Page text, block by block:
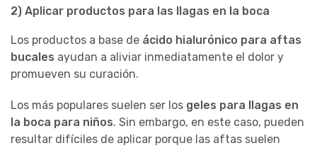
2) Aplicar productos para las llagas en la boca
Los productos a base de ácido hialurónico para aftas
bucales ayudan a aliviar inmediatamente el dolor y
promueven su curación.
Los más populares suelen ser los geles para llagas en
la boca para niños. Sin embargo, en este caso, pueden
resultar difíciles de aplicar porque las aftas suelen